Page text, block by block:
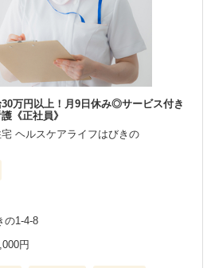
30万円以上！月9日休み◎サービス付き
《正社員》
ヘルスケアライフはびきの
の1-4-8
円